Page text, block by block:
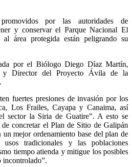
por las autoridades de
y conservar el Parque Nacional El
al área protegida están peligrando su
por el Biólogo Diego Díaz Martín,
y Director del Proyecto Ávila de la
fuertes presiones de invasión por los
Los Frailes, Cayapa y Canaima, así
sector la Siria de Guatire”. A esto se
de concretar el Plan de Sitio de Galipán
mejor ordenamiento base del plan de
tradicionales y las poblaciones
tiempo atienda y mitigue los posibles
incontrolado”.